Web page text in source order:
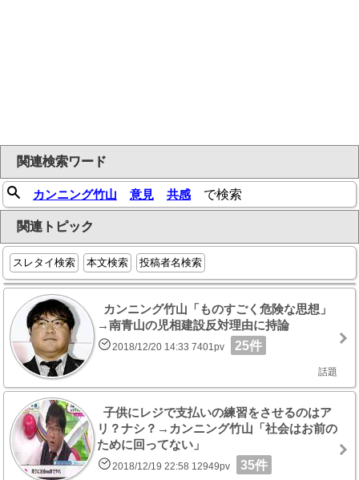
関連検索ワード
カンニング竹山 意見 共感 で検索
関連トピック
スレタイ検索 本文検索 投稿者名検索
カンニング竹山「ものすごく危険な思想」
→南青山の児相建設反対理由に持論
2018/12/20 14:33 7401pv 25件
話題
子供にレジで支払いの練習をさせるのはア
リ？ナシ？→カンニング竹山「社会はお前の
ために回ってない」
2018/12/19 22:58 12949pv 35件